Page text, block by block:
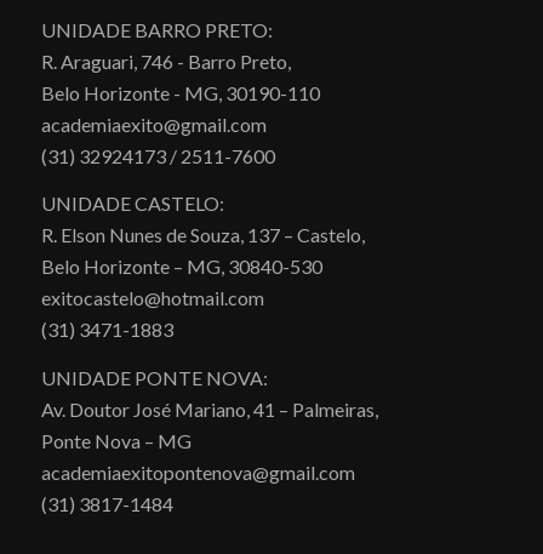
UNIDADE BARRO PRETO:
R. Araguari, 746 - Barro Preto,
Belo Horizonte - MG, 30190-110
academiaexito@gmail.com
(31) 32924173 / 2511-7600
UNIDADE CASTELO:
R. Elson Nunes de Souza, 137 – Castelo,
Belo Horizonte – MG, 30840-530
exitocastelo@hotmail.com
(31) 3471-1883
UNIDADE PONTE NOVA:
Av. Doutor José Mariano, 41 – Palmeiras,
Ponte Nova – MG
academiaexitopontenova@gmail.com
(31) 3817-1484